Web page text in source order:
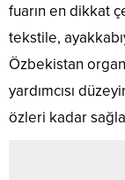
fuarın en dikkat
tekstile,
Özbekistan
yardımcısı
özleri kadar